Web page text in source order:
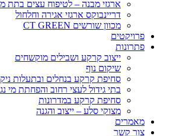
ארגזי מבנה – לטיפוח עצים בתת
דריינבוקס ארגזי אגירה וחלחול
מכוון שורשים CT GREEN
פרויקטים
פתרונות
ייצוב קרקע ושבילים מוקשחים
שיקום נוף
סחיפת קרקע בנחלים ובתעלות
בתי גידול לעצי רחוב והפחתת מי
סחיפת קרקע במדרונות
מצוקי סלע – ייצוב והגנה
מאמרים
צור קשר